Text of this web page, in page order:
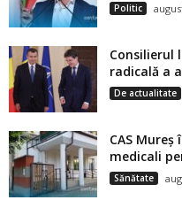
Politic
Consilierul
radicală a
De actualitate
CAS
medicali
Sănătate